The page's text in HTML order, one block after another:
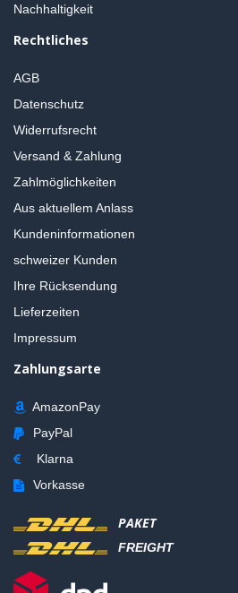
Nachhaltigkeit
Rechtliches
AGB
Datenschutz
Widerrufsrecht
Versand & Zahlung
Zahlmöglichkeiten
Aus aktuellem Anlass
Kundeninformationen
schweizer Kunden
Ihre Rücksendung
Lieferzeiten
Impressum
Zahlungsarte
AmazonPay
PayPal
Klarna
Vorkasse
PAKET
FREIGHT